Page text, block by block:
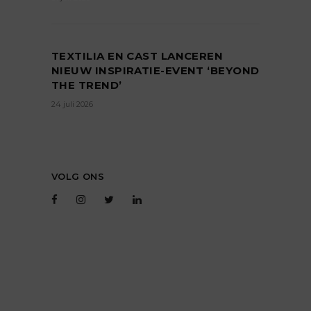
TEXTILIA EN CAST LANCEREN
NIEUW INSPIRATIE-EVENT ‘BEYOND
THE TREND’
24 juli 2026
VOLG ONS